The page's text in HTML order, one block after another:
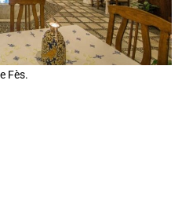
Fès.